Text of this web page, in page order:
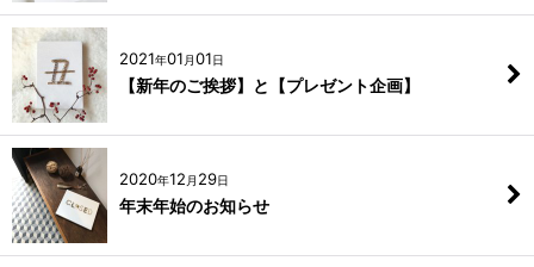
2021年01 月01日
【新年のご挨拶】と【プレゼント企画】
2020年12 月 29日
年末年始のお知らせ